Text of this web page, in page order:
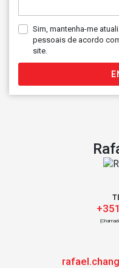
Sim, mantenha-me
pessoais de acordo
site.